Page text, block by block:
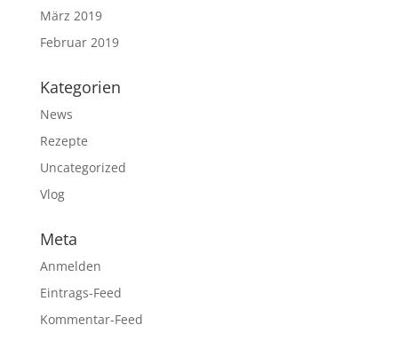
März 2019
Februar 2019
Kategorien
News
Rezepte
Uncategorized
Vlog
Meta
Anmelden
Eintrags-Feed
Kommentar-Feed